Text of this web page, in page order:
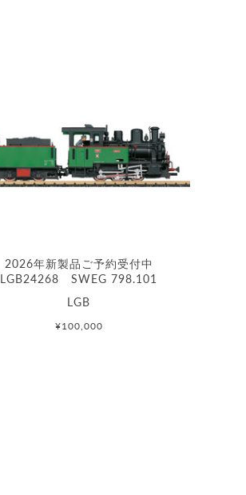
2026年新製品ご予約受付中
LGB24268 SWEG 798.101
LGB
¥100,000